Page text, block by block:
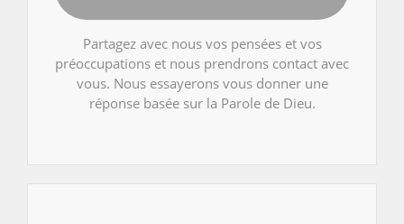
Partagez avec nous vos pensées et vos
préoccupations et nous prendrons contact avec
vous. Nous essayerons vous donner une
réponse basée sur la Parole de Dieu.